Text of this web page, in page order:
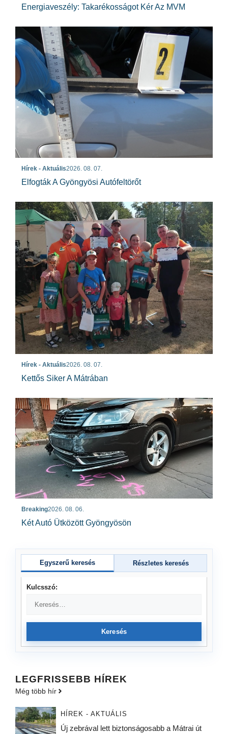
Energiaveszély: Takarékosságot Kér Az MVM
Hírek - Aktuális2026. 08. 07.
Elfogták A Gyöngyösi Autófeltörőt
Hírek - Aktuális2026. 08. 07.
Kettős Siker A Mátrában
Breaking2026. 08. 06.
Két Autó Ütközött Gyöngyösön
Egyszerű keresés Részletes keresés
Kulcsszó:
Keresés
LEGFRISSEBB HÍREK
Még több hír
HÍREK - AKTUÁLIS
Új zebrával lett biztonságosabb a Mátrai út